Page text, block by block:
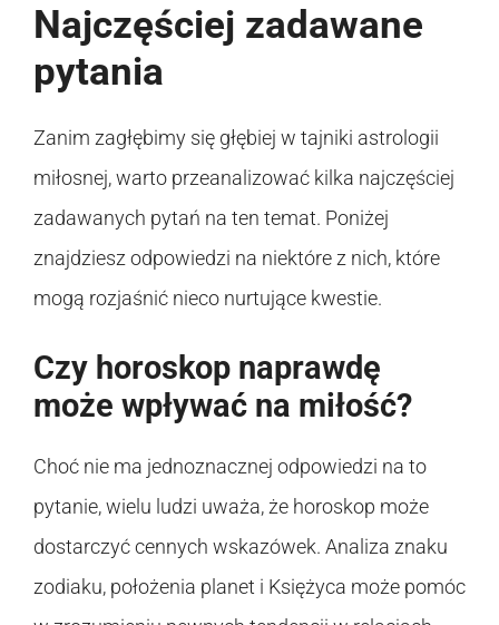
Najczęściej zadawane
pytania
Zanim zagłębimy się głębiej w tajniki astrologii
miłosnej, warto przeanalizować kilka najczęściej
zadawanych pytań na ten temat. Poniżej
znajdziesz odpowiedzi na niektóre z nich, które
mogą rozjaśnić nieco nurtujące kwestie.
Czy horoskop naprawdę
może wpływać na miłość?
Choć nie ma jednoznacznej odpowiedzi na to
pytanie, wielu ludzi uważa, że horoskop może
dostarczyć cennych wskazówek. Analiza znaku
zodiaku, położenia planet i Księżyca może pomóc